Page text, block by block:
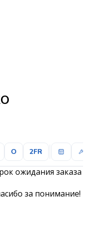
O 2FR
ожидания заказа
за понимание!